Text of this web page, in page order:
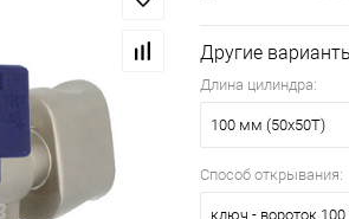
Другие
Длина цилиндра:
100 мм (50x50T)
Способ открывания:
ключ - вороток